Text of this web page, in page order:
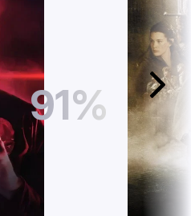
Další
91%